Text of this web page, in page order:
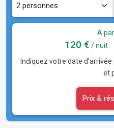
A
120 € / nuit
Indiquez votre date
et
Prix &